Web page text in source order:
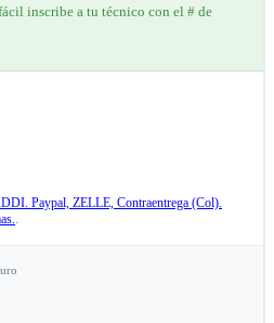
inscribe a tu técnico con el # de
Paypal, ZELLE, Contraentrega (Col).
.